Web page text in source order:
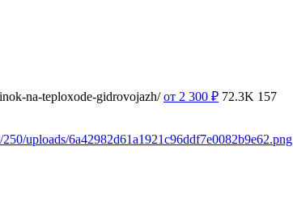
na-teploxode-gidrovojazh/ от 2 300 ₽ 72.3K 157
uploads/6a42982d61a1921c96ddf7e0082b9e62.png